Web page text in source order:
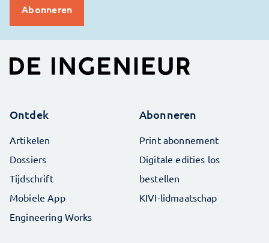
Ontdek
Artikelen
Dossiers
Tijdschrift
Mobiele App
Engineering Works
Abonneren
Print abonnement
Digitale edities los
bestellen
KIVI-lidmaatschap